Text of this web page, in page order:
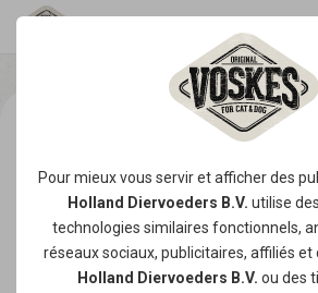
Pour mieux vous servir et afficher des
Holland Diervoeders B.V. utilise des
technologies similaires fonctionnels,
réseaux sociaux, publicitaires, affiliés et
Holland Diervoeders B.V. ou des